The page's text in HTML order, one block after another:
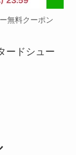
無料クーポン
ードシュー